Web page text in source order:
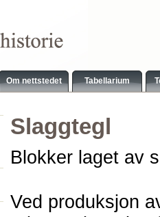
Om nettstedet Tabellarium
Slaggtegl
Blokker laget av
Ved produksjon